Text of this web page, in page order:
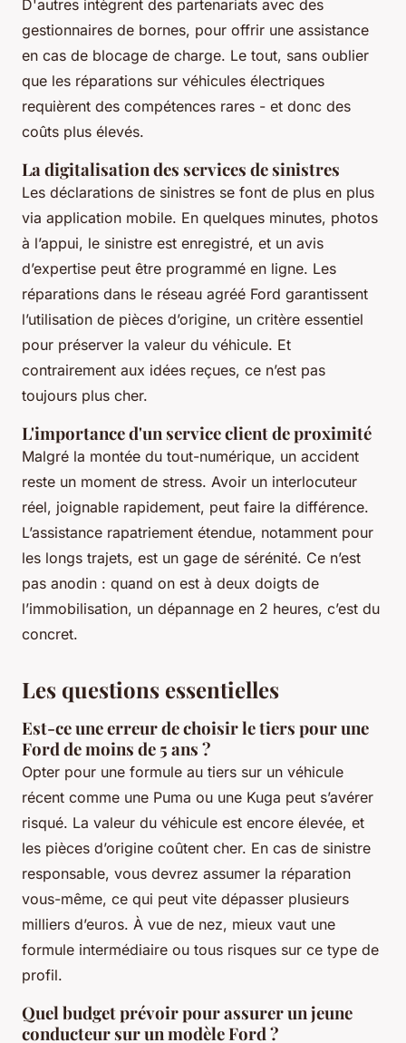
D'autres intègrent des partenariats avec des
gestionnaires de bornes, pour offrir une assistance
en cas de blocage de charge. Le tout, sans oublier
que les réparations sur véhicules électriques
requièrent des compétences rares - et donc des
coûts plus élevés.
La digitalisation des services de sinistres
Les déclarations de sinistres se font de plus en plus
via application mobile. En quelques minutes, photos
à l’appui, le sinistre est enregistré, et un avis
d’expertise peut être programmé en ligne. Les
réparations dans le réseau agréé Ford garantissent
l’utilisation de pièces d’origine, un critère essentiel
pour préserver la valeur du véhicule. Et
contrairement aux idées reçues, ce n’est pas
toujours plus cher.
L'importance d'un service client de proximité
Malgré la montée du tout-numérique, un accident
reste un moment de stress. Avoir un interlocuteur
réel, joignable rapidement, peut faire la différence.
L’assistance rapatriement étendue, notamment pour
les longs trajets, est un gage de sérénité. Ce n’est
pas anodin : quand on est à deux doigts de
l’immobilisation, un dépannage en 2 heures, c’est du
concret.
Les questions essentielles
Est-ce une erreur de choisir le tiers pour une
Ford de moins de 5 ans ?
Opter pour une formule au tiers sur un véhicule
récent comme une Puma ou une Kuga peut s’avérer
risqué. La valeur du véhicule est encore élevée, et
les pièces d’origine coûtent cher. En cas de sinistre
responsable, vous devrez assumer la réparation
vous-même, ce qui peut vite dépasser plusieurs
milliers d’euros. À vue de nez, mieux vaut une
formule intermédiaire ou tous risques sur ce type de
profil.
Quel budget prévoir pour assurer un jeune
conducteur sur un modèle Ford ?